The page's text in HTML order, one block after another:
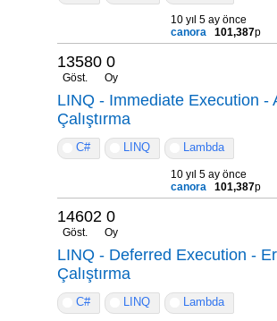
10 yıl 5 ay önce
canora
101,387p
13580
Göst.
0
Oy
LINQ - Immediate Execution -
Çalıştırma
C# LINQ Lambda
10 yıl 5 ay önce
canora
101,387p
14602
Göst.
0
Oy
LINQ - Deferred Execution -
Çalıştırma
C# LINQ Lambda